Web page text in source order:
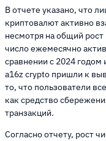
В отчете указано, что
криптовалют активно
несмотря на общий
число ежемесячно
сравнении с 2024 годом
a16z crypto пришли к
то, что пользователи
как средство
транзакций.
Согласно отчету, рост